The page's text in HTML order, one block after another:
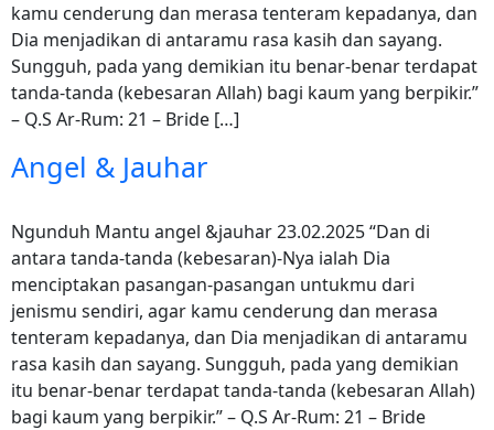
kamu cenderung dan merasa tenteram kepadanya, dan
Dia menjadikan di antaramu rasa kasih dan sayang.
Sungguh, pada yang demikian itu benar-benar terdapat
tanda-tanda (kebesaran Allah) bagi kaum yang berpikir.”
– Q.S Ar-Rum: 21 – Bride […]
Angel & Jauhar
Ngunduh Mantu angel &jauhar 23.02.2025 “Dan di
antara tanda-tanda (kebesaran)-Nya ialah Dia
menciptakan pasangan-pasangan untukmu dari
jenismu sendiri, agar kamu cenderung dan merasa
tenteram kepadanya, dan Dia menjadikan di antaramu
rasa kasih dan sayang. Sungguh, pada yang demikian
itu benar-benar terdapat tanda-tanda (kebesaran Allah)
bagi kaum yang berpikir.” – Q.S Ar-Rum: 21 – Bride